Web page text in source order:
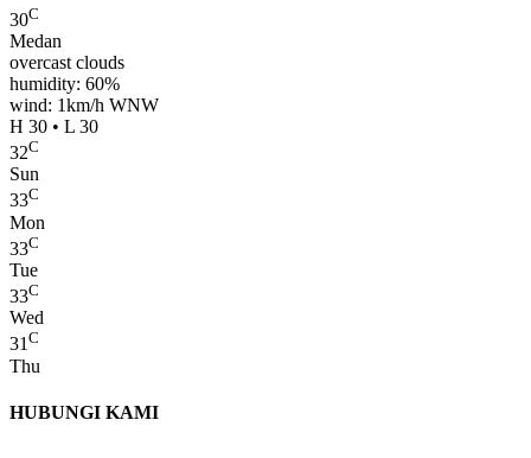
30C
Medan
overcast clouds
humidity: 60%
wind: 1km/h WNW
H 30 • L 30
32C
Sun
33C
Mon
33C
Tue
33C
Wed
31C
Thu
HUBUNGI KAMI